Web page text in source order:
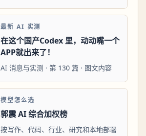
最新 AI 实测
在这个国产Codex 里，动动嘴一个
APP就出来了！
AI 消息与实测 · 第 130 篇 · 图文内容
模型怎么选
郭震 AI 综合加权榜
按写作、代码、行业、研究和本地部署